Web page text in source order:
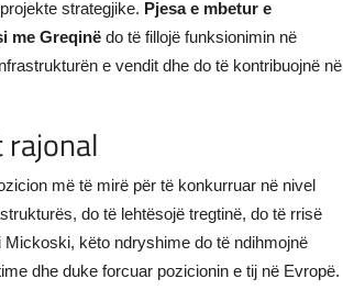
strategjike. Pjesa e mbetur e
me Greqinë do të fillojë funksionimin në
e vendit dhe do të kontribuojnë në
më të mirë për të konkurruar në nivel
do të lehtësojë tregtinë, do të rrisë
këto ndryshime do të ndihmojnë
dhe duke forcuar pozicionin e tij në Evropë.